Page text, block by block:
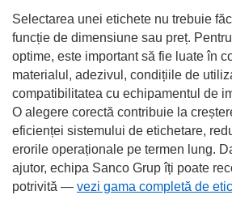
Selectarea unei etichete nu trebuie
funcție de dimensiune sau preț.
optime, este important să fie luate în
materialul, adezivul, condițiile de
compatibilitatea cu echipamentul de
O alegere corectă contribuie la
eficienței sistemului de etichetare,
erorile operaționale pe termen lung.
ajutor, echipa Sanco Grup îți poate
potrivită — vezi gama completă de